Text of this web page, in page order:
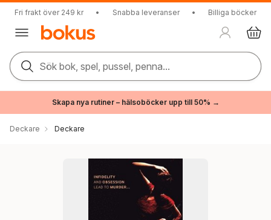
Fri frakt över 249 kr • Snabba leveranser • Billiga böcker
Sök bok, spel, pussel, penna...
Skapa nya rutiner – hälsoböcker upp till 50% →
Deckare Deckare